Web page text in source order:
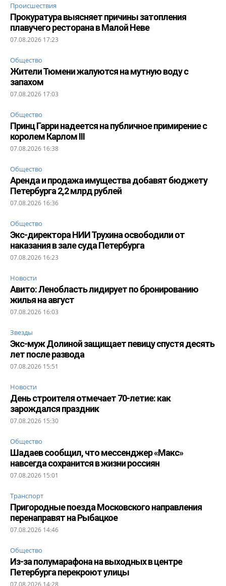
Происшествия
Прокуратура выясняет причины затопления
плавучего ресторана в Малой Неве
07.08.2026 17:23
Общество
Жители Тюмени жалуются на мутную воду с
запахом
07.08.2026 17:03
Общество
Принц Гарри надеется на публичное примирение с
королем Карлом III
07.08.2026 16:38
Общество
Аренда и продажа имущества добавят бюджету
Петербурга 2,2 млрд рублей
07.08.2026 16:36
Общество
Экс-директора НИИ Трухина освободили от
наказания в зале суда Петербурга
07.08.2026 16:23
Новости
Авито: Ленобласть лидирует по бронированию
жилья на август
07.08.2026 16:03
Звезды
Экс-муж Долиной защищает певицу спустя десять
лет после развода
07.08.2026 15:51
Новости
День строителя отмечает 70-летие: как
зарождался праздник
07.08.2026 15:30
Общество
Шадаев сообщил, что мессенджер «Макс»
навсегда сохранится в жизни россиян
07.08.2026 15:01
Транспорт
Пригородные поезда Московского направления
перенаправят на Рыбацкое
07.08.2026 14:46
Общество
Из-за полумарафона на выходных в центре
Петербурга перекроют улицы
07.08.2026 14:28